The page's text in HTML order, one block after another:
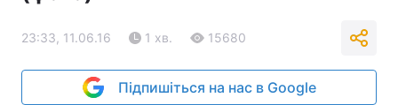
23:33, 11.06.16 1 хв. 15680
Підпишіться на нас в Google